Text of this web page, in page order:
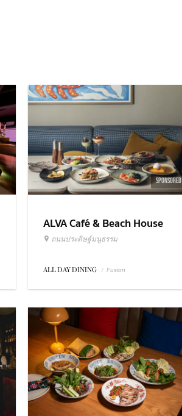
SPONSORED
ALVA Café & Beach House
ถนนประดิษฐ์มนูธรรม
ALL DAY DINING / Fusion